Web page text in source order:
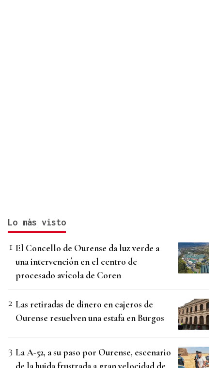
Lo más visto
El Concello de Ourense da luz verde a
una intervención en el centro de
procesado avícola de Coren
Las retiradas de dinero en cajeros de
Ourense resuelven una estafa en Burgos
La A-52, a su paso por Ourense, escenario